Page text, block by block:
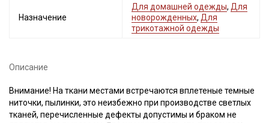
Назначение
Для домашней одежды, Для
новорожденных, Для
трикотажной одежды
Описание
Внимание! На ткани местами встречаются вплетеные темные
ниточки, пылинки, это неизбежно при производстве светлых
тканей, перечисленные дефекты допустимы и браком не
Мы публикуем здесь дополнительные
промокоды и скидки до 30% на узкие
Электронная почта